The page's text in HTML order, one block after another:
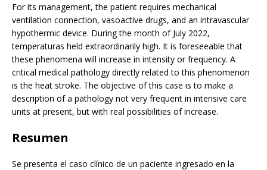
For its management, the patient requires mechanical
ventilation connection, vasoactive drugs, and an intravascular
hypothermic device. During the month of July 2022,
temperaturas held extraordinarily high. It is foreseeable that
these phenomena will increase in intensity or frequency. A
critical medical pathology directly related to this phenomenon
is the heat stroke. The objective of this case is to make a
description of a pathology not very frequent in intensive care
units at present, but with real possibilities of increase.
Resumen
Se presenta el caso clínico de un paciente ingresado en la